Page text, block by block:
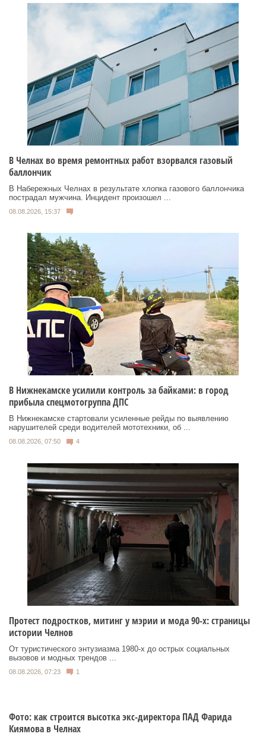
В Челнах во время ремонтных работ взорвался газовый
баллончик
В Набережных Челнах в результате хлопка газового баллончика
пострадал мужчина. Инцидент произошел ...
08.08.2026, 15:37
В Нижнекамске усилили контроль за байками: в город
прибыла спецмотогруппа ДПС
В Нижнекамске стартовали усиленные рейды по выявлению
нарушителей среди водителей мототехники, об ...
08.08.2026, 07:50 4
Протест подростков, митинг у мэрии и мода 90-х: страницы
истории Челнов
От туристического энтузиазма 1980‑х до острых социальных
вызовов и модных трендов ...
08.08.2026, 07:23 1
Фото: как строится высотка экс-директора ПАД Фарида
Киямова в Челнах